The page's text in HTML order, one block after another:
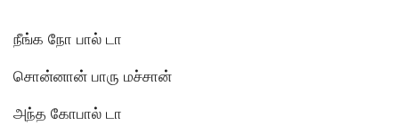
நீங்க நோ பால் டா
சொன்னான் பாரு மச்சான்
அந்த கோபால் டா